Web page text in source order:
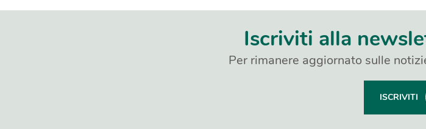
Iscriviti alla
Per rimanere aggiornato sulle
ISCRIVITI